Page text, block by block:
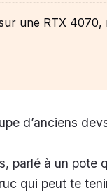
une RTX 4070,
d’anciens
parlé à un pote
qui peut te